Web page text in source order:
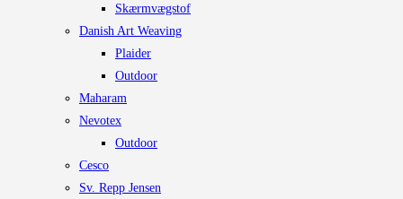
Skærmvægstof
Danish Art Weaving
Plaider
Outdoor
Maharam
Nevotex
Outdoor
Cesco
Sv. Repp Jensen